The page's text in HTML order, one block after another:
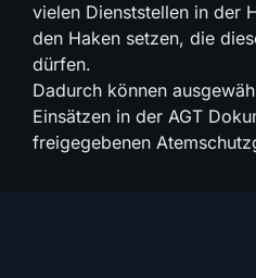
vielen Dienststellen in der
den Haken setzen, die
dürfen.
Dadurch können
Einsätzen in der AGT
freigegebenen